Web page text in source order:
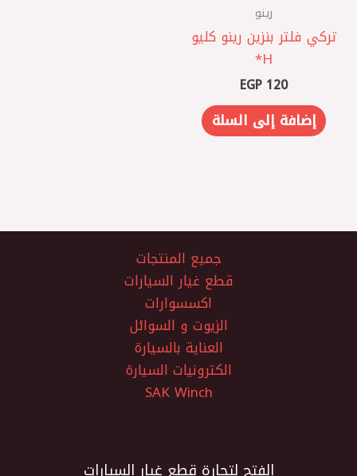
رينو
تركي فلتر بنزين رينو كليو
H*
EGP 120
إضافة إلى السلة
جميع المنتجات
قطع غيار السيارات
اكسسوارات
الزيوت و السوائل
العناية بالسيارة
الكترونيات السيارة
SAK Winch
الفتح لتجارة قطع غيار السيارات